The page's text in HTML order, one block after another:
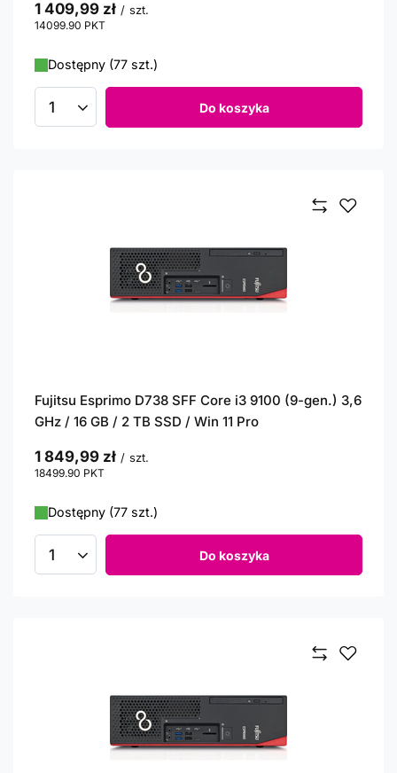
1 409,99 zł / szt.
14099.90 PKT
Dostępny (77 szt.)
Ilość produktów Do koszyka
Fujitsu Esprimo D738 SFF Core i3 9100 (9-gen.) 3,6
GHz / 16 GB / 2 TB SSD / Win 11 Pro
1 849,99 zł / szt.
18499.90 PKT
Dostępny (77 szt.)
Ilość produktów Do koszyka